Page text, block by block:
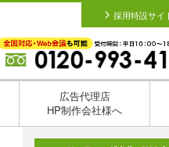
採用特設サイ
広告代理店
HP制作会社様へ